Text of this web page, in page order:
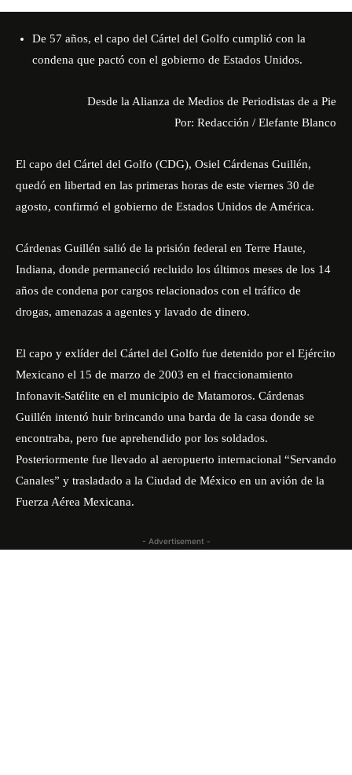
De 57 años, el capo del Cártel del Golfo cumplió con la
condena que pactó con el gobierno de Estados Unidos.
Desde la Alianza de Medios de Periodistas de a Pie
Por: Redacción / Elefante Blanco
El capo del Cártel del Golfo (CDG), Osiel Cárdenas Guillén,
quedó en libertad en las primeras horas de este viernes 30 de
agosto, confirmó el gobierno de Estados Unidos de América.
Cárdenas Guillén salió de la prisión federal en Terre Haute,
Indiana, donde permaneció recluido los últimos meses de los 14
años de condena por cargos relacionados con el tráfico de
drogas, amenazas a agentes y lavado de dinero.
El capo y exlíder del Cártel del Golfo fue detenido por el Ejército
Mexicano el 15 de marzo de 2003 en el fraccionamiento
Infonavit-Satélite en el municipio de Matamoros. Cárdenas
Guillén intentó huir brincando una barda de la casa donde se
encontraba, pero fue aprehendido por los soldados.
Posteriormente fue llevado al aeropuerto internacional “Servando
Canales” y trasladado a la Ciudad de México en un avión de la
Fuerza Aérea Mexicana.
- Advertisement -